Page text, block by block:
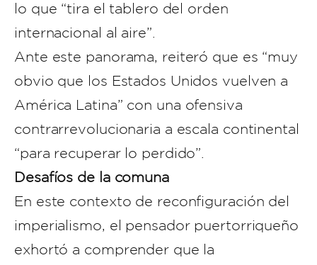
lo que “tira el tablero del orden
internacional al aire”.
Ante este panorama, reiteró que es “muy
obvio que los Estados Unidos vuelven a
América Latina” con una ofensiva
contrarrevolucionaria a escala continental
“para recuperar lo perdido”.
Desafíos de la comuna
En este contexto de reconfiguración del
imperialismo, el pensador puertorriqueño
exhortó a comprender que la